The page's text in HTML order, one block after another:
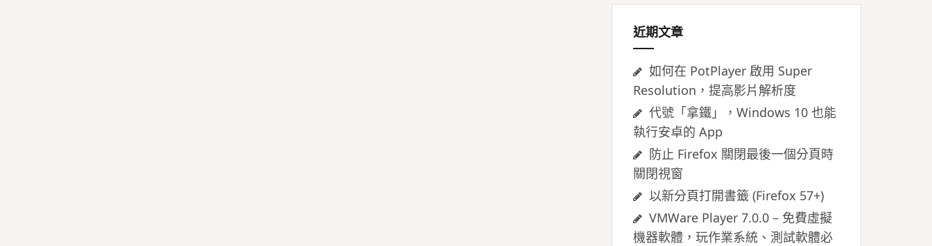
近期文章
如何在 PotPlayer 啟用 Super
Resolution，提高影片解析度
代號「拿鐵」，Windows 10 也能
執行安卓的 App
防止 Firefox 關閉最後一個分頁時
關閉視窗
以新分頁打開書籤 (Firefox 57+)
VMWare Player 7.0.0 – 免費虛擬
機器軟體，玩作業系統、測試軟體必